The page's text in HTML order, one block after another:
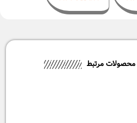
محصولات مرتبط